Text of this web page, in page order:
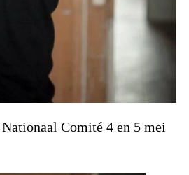
Comité 4 en 5 mei